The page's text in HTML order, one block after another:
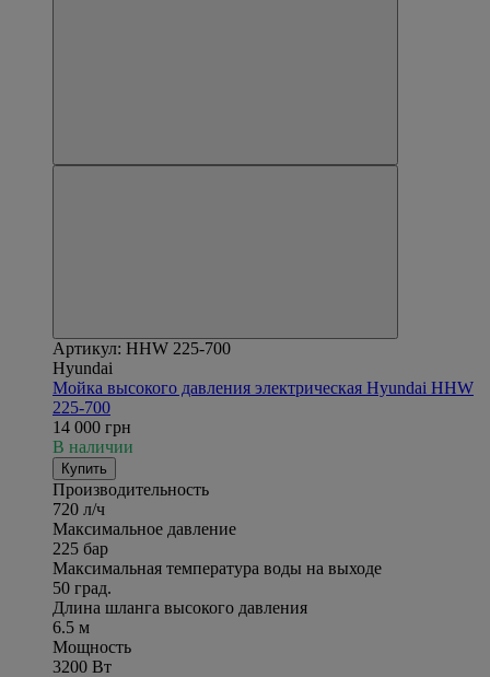
Артикул: HHW 225-700
Hyundai
Мойка высокого давления электрическая Hyundai HHW
225-700
14 000 грн
В наличии
Купить
Производительность
720 л/ч
Максимальное давление
225 бар
Максимальная температура воды на выходе
50 град.
Длина шланга высокого давления
6.5 м
Мощность
3200 Вт